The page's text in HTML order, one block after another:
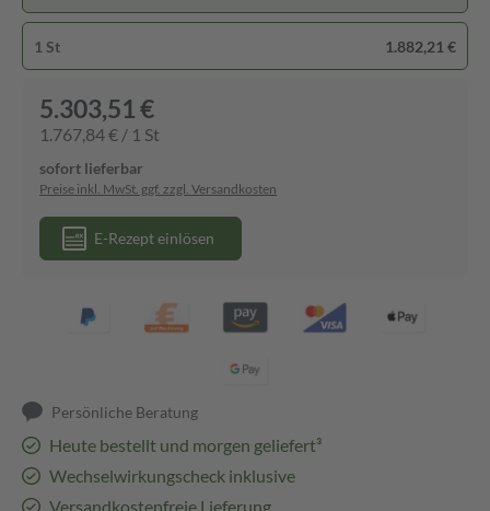
1 St 1.882,21 €
5.303,51 €
1.767,84 € / 1 St
sofort lieferbar
Preise inkl. MwSt. ggf. zzgl. Versandkosten
E-Rezept einlösen
Persönliche Beratung
Heute bestellt und morgen geliefert³
Wechselwirkungscheck inklusive
Versandkostenfreie Lieferung